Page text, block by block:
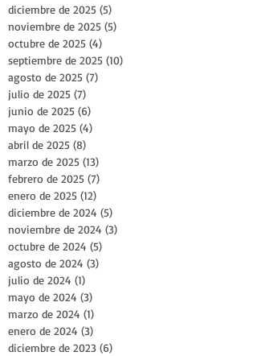
diciembre de 2025 (5)
noviembre de 2025 (5)
octubre de 2025 (4)
septiembre de 2025 (10)
agosto de 2025 (7)
julio de 2025 (7)
junio de 2025 (6)
mayo de 2025 (4)
abril de 2025 (8)
marzo de 2025 (13)
febrero de 2025 (7)
enero de 2025 (12)
diciembre de 2024 (5)
noviembre de 2024 (3)
octubre de 2024 (5)
agosto de 2024 (3)
julio de 2024 (1)
mayo de 2024 (3)
marzo de 2024 (1)
enero de 2024 (3)
diciembre de 2023 (6)